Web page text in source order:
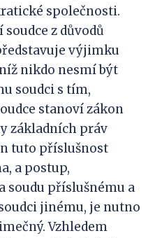
společnosti.
z důvodů
výjimku
nikdo nesmí být
soudci s tím,
stanoví zákon
základních práv
tuto příslušnost
a postup,
soudu příslušnému a
jinému, je nutno
Vzhledem